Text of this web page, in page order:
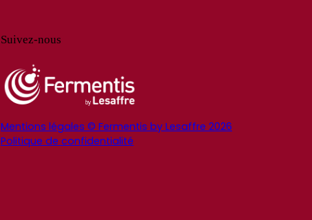
Suivez-nous
Mentions légales © Fermentis by Lesaffre 2026
Politique de confidentialité